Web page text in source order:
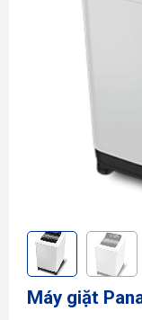
Máy giặt